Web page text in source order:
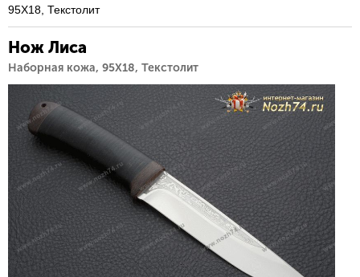
95Х18, Текстолит
Нож Лиса
Наборная кожа, 95Х18, Текстолит